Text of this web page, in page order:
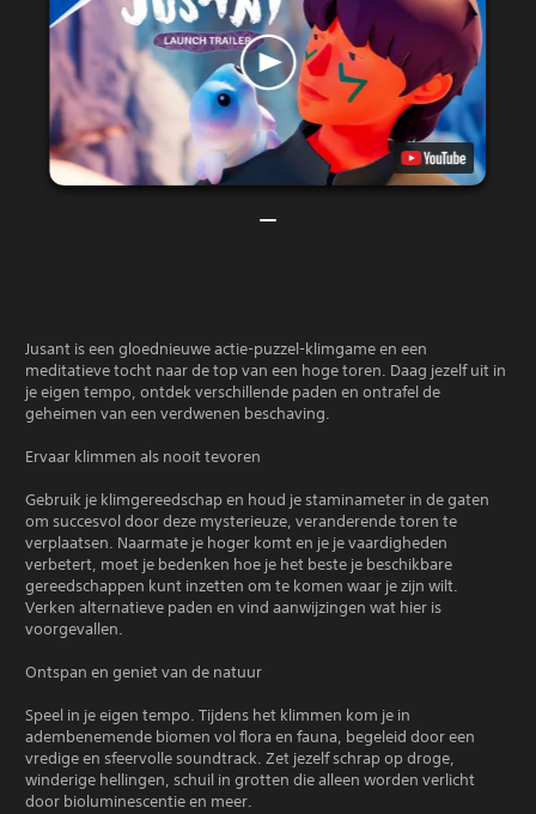
Jusant is een gloednieuwe actie-puzzel-klimgame en een
meditatieve tocht naar de top van een hoge toren. Daag jezelf uit in
je eigen tempo, ontdek verschillende paden en ontrafel de
geheimen van een verdwenen beschaving.
Ervaar klimmen als nooit tevoren
Gebruik je klimgereedschap en houd je staminameter in de gaten
om succesvol door deze mysterieuze, veranderende toren te
verplaatsen. Naarmate je hoger komt en je je vaardigheden
verbetert, moet je bedenken hoe je het beste je beschikbare
gereedschappen kunt inzetten om te komen waar je zijn wilt.
Verken alternatieve paden en vind aanwijzingen wat hier is
voorgevallen.
Ontspan en geniet van de natuur
Speel in je eigen tempo. Tijdens het klimmen kom je in
adembenemende biomen vol flora en fauna, begeleid door een
vredige en sfeervolle soundtrack. Zet jezelf schrap op droge,
winderige hellingen, schuil in grotten die alleen worden verlicht
door bioluminescentie en meer.